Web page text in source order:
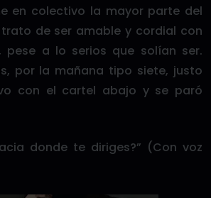
en colectivo la mayor parte del
de ser amable y cordial con
pese a lo serios que solían ser.
por la mañana tipo siete, justo
con el cartel abajo y se paró
donde te diriges?” (Con voz